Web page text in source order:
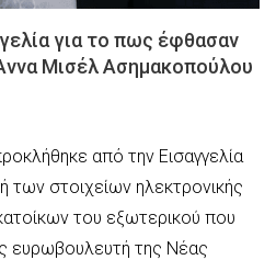
για το πως έφθασαν
Μισέλ Ασημακοπούλου
από την Εισαγγελία
των στοιχείων ηλεκτρονικής
του εξωτερικού που
ευρωβουλευτή της Νέας